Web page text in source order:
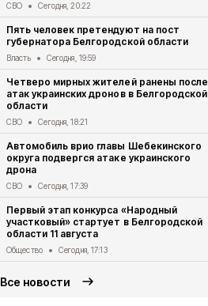
СВО Сегодня, 20:22
Пять человек претендуют на пост
губернатора Белгородской области
Власть Сегодня, 19:59
Четверо мирных жителей ранены после
атак украинских дронов в Белгородской
области
СВО Сегодня, 18:21
Автомобиль врио главы Шебекинского
округа подвергся атаке украинского
дрона
СВО Сегодня, 17:39
Первый этап конкурса «Народный
участковый» стартует в Белгородской
области 11 августа
Общество Сегодня, 17:13
Все новости